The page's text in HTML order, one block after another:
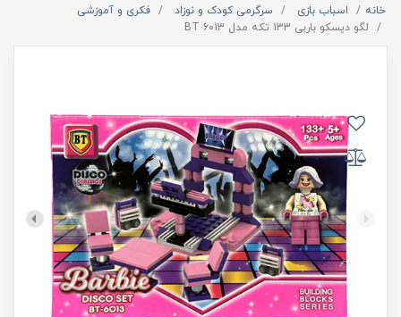
خانه اسباب بازی سرگرمی کودک و نوزاد
فکری و آموزشی
لگو دیسکو باربی 133 تکه مدل BT 6013